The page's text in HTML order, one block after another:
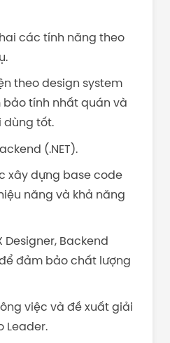
các tính năng theo
theo design system
tính nhất quán và
dùng tốt.
(.NET).
xây dựng base code
năng và khả năng
Designer, Backend
đảm bảo chất lượng
việc và đề xuất giải
Leader.